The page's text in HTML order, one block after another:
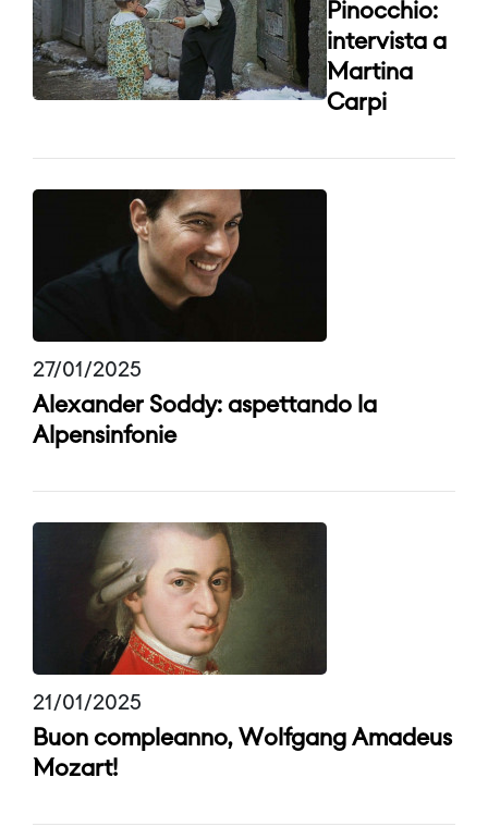
Pinocchio:
intervista a
Martina
Carpi
27/01/2025
Alexander Soddy: aspettando la
Alpensinfonie
21/01/2025
Buon compleanno, Wolfgang Amadeus
Mozart!